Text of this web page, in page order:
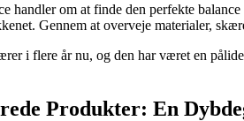
handler om at finde den perfekte
Gennem at overveje materialer,
i flere år nu, og den har været en
Produkter: En